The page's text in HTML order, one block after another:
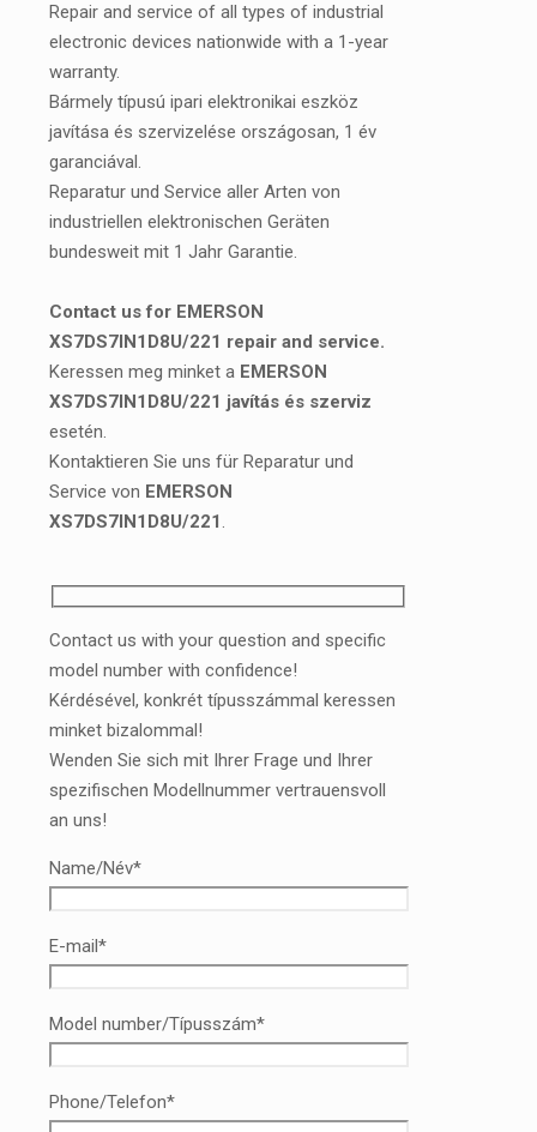
Repair and service of all types of industrial
electronic devices nationwide with a 1-year
warranty.
Bármely típusú ipari elektronikai eszköz
javítása és szervizelése országosan, 1 év
garanciával.
Reparatur und Service aller Arten von
industriellen elektronischen Geräten
bundesweit mit 1 Jahr Garantie.
Contact us for EMERSON
XS7DS7IN1D8U/221 repair and service.
Keressen meg minket a EMERSON
XS7DS7IN1D8U/221 javítás és szerviz
esetén.
Kontaktieren Sie uns für Reparatur und
Service von EMERSON
XS7DS7IN1D8U/221 .
Contact us with your question and specific
model number with confidence!
Kérdésével, konkrét típusszámmal keressen
minket bizalommal!
Wenden Sie sich mit Ihrer Frage und Ihrer
spezifischen Modellnummer vertrauensvoll
an uns!
Name/Név*
E-mail*
Model number/Típusszám*
Phone/Telefon*